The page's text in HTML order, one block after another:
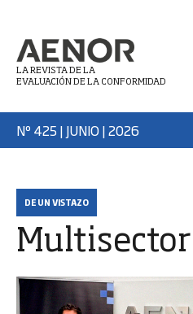
LA REVISTA DE LA
EVALUACIÓN DE LA CONFORMIDAD
Nº 425 | JUNIO| 2026
DE UN VISTAZO
Multisector